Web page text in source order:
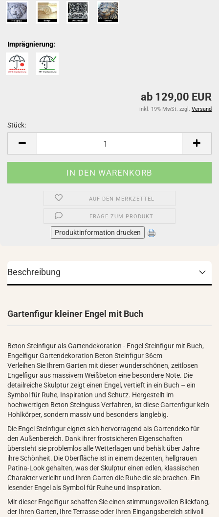
Imprägnierung:
ab 129,00 EUR
inkl. 19% MwSt. zzgl. Versand
Stück:
AUF DEN MERKZETTEL
FRAGE ZUM PRODUKT
Produktinformation drucken
Beschreibung
Gartenfigur kleiner Engel mit Buch
Beton Steinfigur als Gartendekoration - Engel Steinfigur mit Buch,
Engelfigur Gartendekoration Beton Steinfigur 36cm
Verleihen Sie Ihrem Garten mit dieser wunderschönen, zeitlosen
Engelfigur aus massivem Weißbeton eine besondere Note. Die
detailreiche Skulptur zeigt einen Engel, vertieft in ein Buch – ein
Symbol für Ruhe, Inspiration und Schutz. Hergestellt im
hochwertigen Beton Steinguss Verfahren, ist diese Gartenfigur kein
Hohlkörper, sondern massiv und besonders langlebig.
Die Engel Steinfigur eignet sich hervorragend als Gartendeko für
den Außenbereich. Dank ihrer frostsicheren Eigenschaften
übersteht sie problemlos alle Wetterlagen und behält über Jahre
ihre Schönheit. Die Oberfläche ist in einem dezenten, hellgrauen
Patina-Look gehalten, was der Skulptur einen edlen, klassischen
Charakter verleiht und ihren Garten die Ruhe die sie brachen. Ein
lesender Engel als Symbol für Ruhe und Inspiration.
Mit dieser Engelfigur schaffen Sie einen stimmungsvollen Blickfang,
der Ihren Garten, Ihre Terrasse oder Ihren Eingangsbereich stilvoll